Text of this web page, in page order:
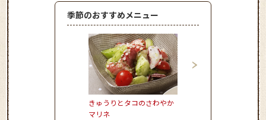
季節のおすすめメニュー
きゅうりとタコのさわやか
マリネ
かぼちゃのとろーりク